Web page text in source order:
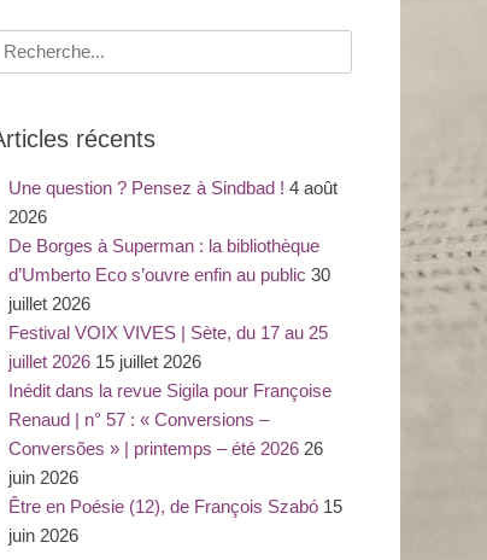
Recherche
récents
Une question ? Pensez à Sindbad ! 4 août
2026
De Borges à Superman : la bibliothèque
d’Umberto Eco s’ouvre enfin au public 30
juillet 2026
Festival VOIX VIVES | Sète, du 17 au 25
juillet 2026 15 juillet 2026
Inédit dans la revue Sigila pour Françoise
Renaud | n° 57 : « Conversions –
Conversões » | printemps – été 2026 26
juin 2026
Être en Poésie (12), de François Szabó 15
juin 2026